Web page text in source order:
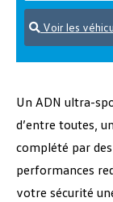
Voir les
Un ADN ultra-
d’entre toutes,
complété par
performances
votre sécurité